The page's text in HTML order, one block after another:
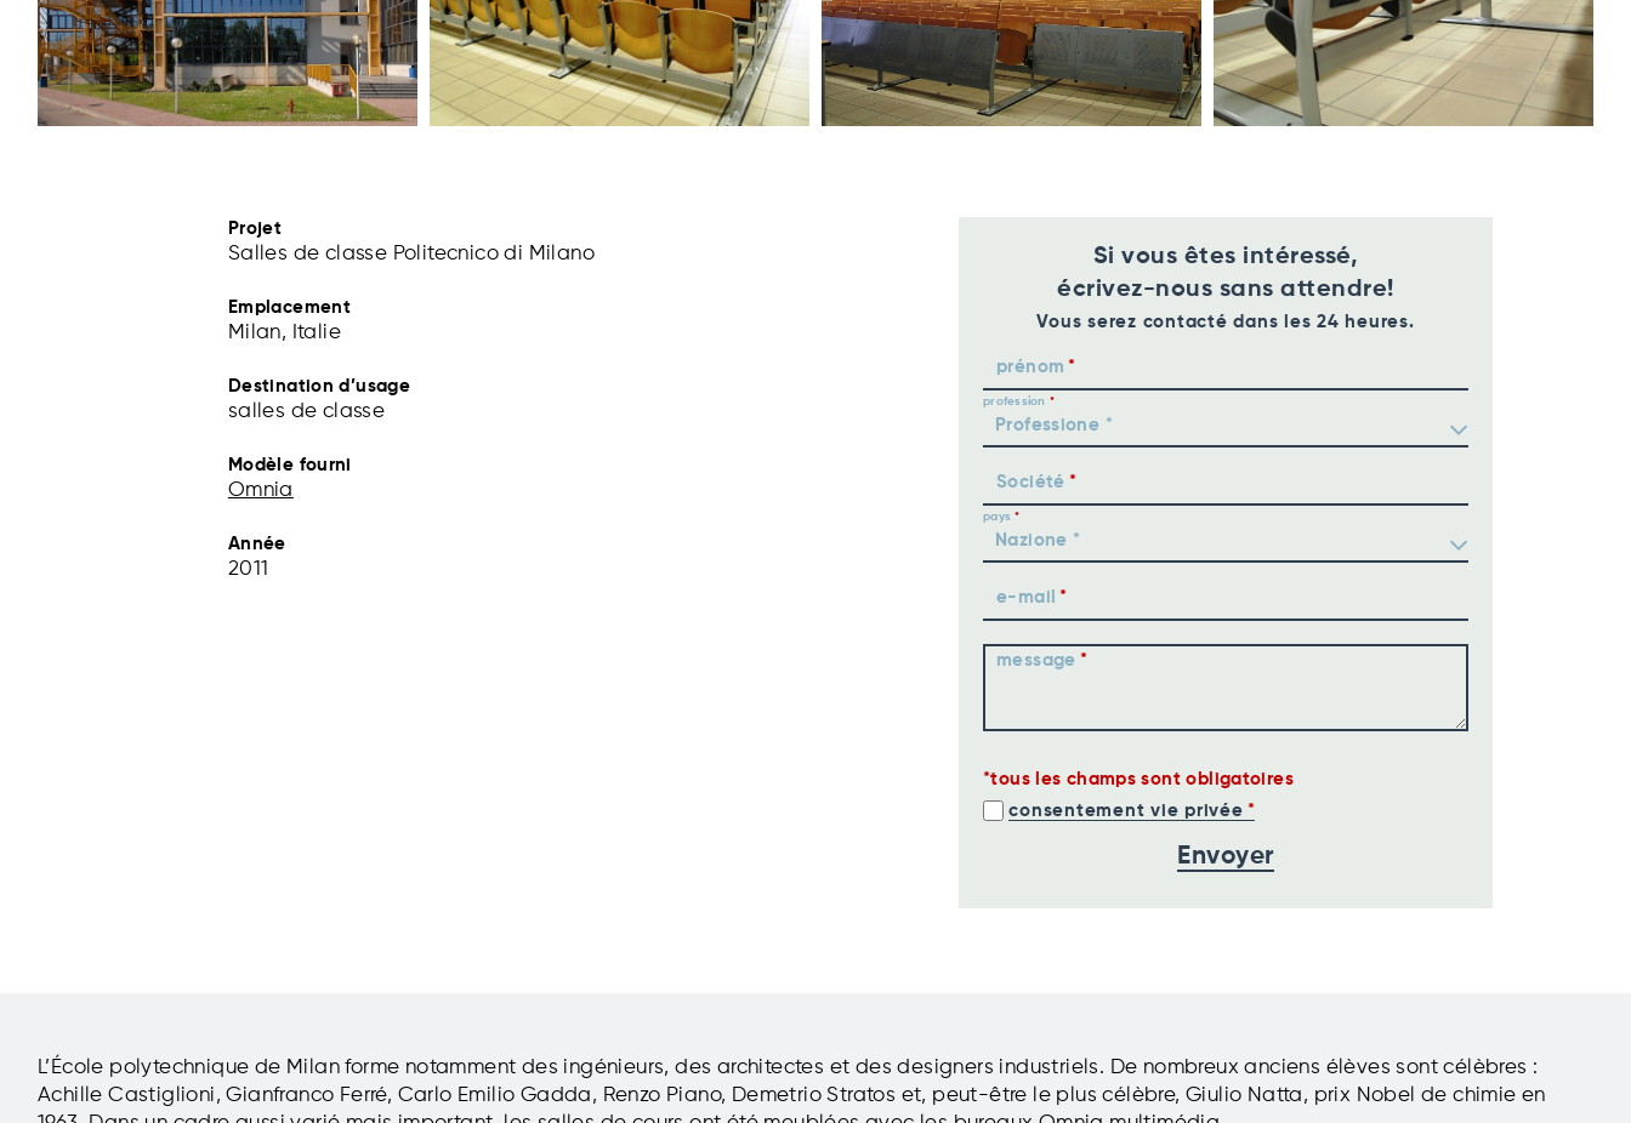
Projet
Salles de classe Politecnico di Milano
Emplacement
Milan, Italie
Destination d’usage
salles de classe
Modèle fourni
Omnia
Année
2011
Si vous êtes intéressé,
écrivez-nous sans attendre!
Vous serez contacté dans les 24 heures.
prénom
profession
Société
pays
e-mail
message
tous les champs sont obligatoires
consentement vie privée
L’École polytechnique de Milan forme notamment des ingénieurs, des architectes et des designers industriels. De nombreux anciens élèves sont célèbres :
Achille Castiglioni, Gianfranco Ferré, Carlo Emilio Gadda, Renzo Piano, Demetrio Stratos et, peut-être le plus célèbre, Giulio Natta, prix Nobel de chimie en